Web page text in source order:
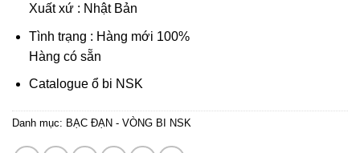
Xuất xứ : Nhật Bản
Tình trạng : Hàng mới 100%
Hàng có sẵn
Catalogue ổ bi NSK
Danh mục: BẠC ĐẠN - VÒNG BI NSK